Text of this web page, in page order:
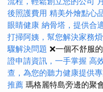
後照護費用 精美外燴點心
眼睛健康 納骨塔，提供合
打掃阿姨，幫您解決家務
驟解決問題 ❌一個不舒服
證申請資訊，一手掌握 高
查，為您的聽力健康提供
推薦 瑪格麗特島旁邊的聚